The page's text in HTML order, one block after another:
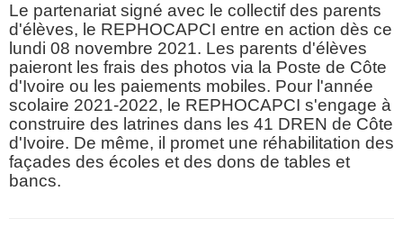
Le partenariat signé avec le collectif des parents
d'élèves, le REPHOCAPCI entre en action dès ce
lundi 08 novembre 2021. Les parents d'élèves
paieront les frais des photos via la Poste de Côte
d'Ivoire ou les paiements mobiles. Pour l'année
scolaire 2021-2022, le REPHOCAPCI s'engage à
construire des latrines dans les 41 DREN de Côte
d'Ivoire. De même, il promet une réhabilitation des
façades des écoles et des dons de tables et
bancs.